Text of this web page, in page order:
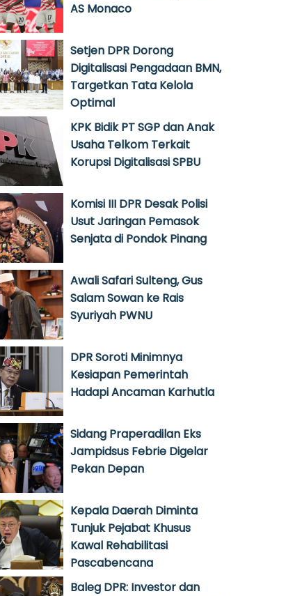
AS Monaco
Setjen DPR Dorong
Digitalisasi Pengadaan BMN,
Targetkan Tata Kelola
Optimal
KPK Bidik PT SGP dan Anak
Usaha Telkom Terkait
Korupsi Digitalisasi SPBU
Komisi III DPR Desak Polisi
Usut Jaringan Pemasok
Senjata di Pondok Pinang
Awali Safari Sulteng, Gus
Salam Sowan ke Rais
Syuriyah PWNU
DPR Soroti Minimnya
Kesiapan Pemerintah
Hadapi Ancaman Karhutla
Sidang Praperadilan Eks
Jampidsus Febrie Digelar
Pekan Depan
Kepala Daerah Diminta
Tunjuk Pejabat Khusus
Kawal Rehabilitasi
Pascabencana
Baleg DPR: Investor dan